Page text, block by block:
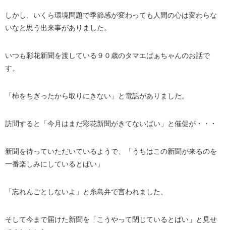
しかし、いくら環境問題で季節感が変わっても人間の心は変わらな
いなと思う出来事がありました。
いつも彩花新聞を渡している９０歳のタマエばぁちゃんのお話で
す。
「柿をちぎったから取りにきない」と電話がありました。
訪問すると「今月はまだ彩花新聞がきてないばい」と催促が・・・
新聞を待っていただいているようで、「うちはこの新聞が来るのを
一番楽しみにしているとばい」
「忘れんごとしないよ」と糸島弁で言われました、
そして今まで届けた新聞を「こうやって閉じているとばい」と見せ